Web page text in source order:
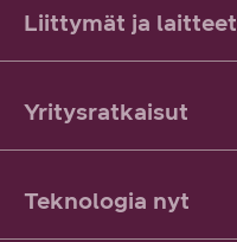
Liittymät ja laitteet
Yritysratkaisut
Teknologia nyt